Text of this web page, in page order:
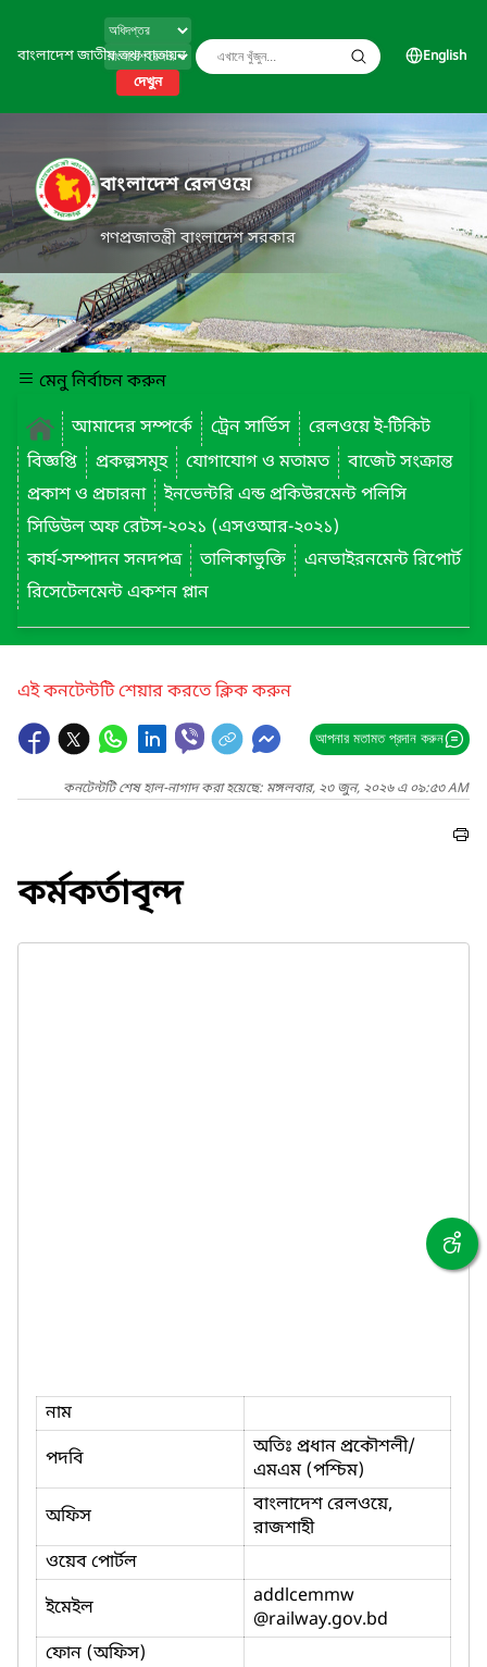
বাংলাদেশ জাতীয় তথ্য বাতায়ন
দেখুন
English
বাংলাদেশ রেলওয়ে
গণপ্রজাতন্ত্রী বাংলাদেশ সরকার
মেনু নির্বাচন করুন
আমাদের সম্পর্কে
ট্রেন সার্ভিস
রেলওয়ে ই-টিকিট
বিজ্ঞপ্তি
প্রকল্পসমূহ যোগাযোগ ও মতামত
বাজেট সংক্রান্ত
প্রকাশ ও প্রচারনা
ইনভেন্টরি এন্ড প্রকিউরমেন্ট পলিসি
সিডিউল অফ রেটস-২০২১ (এসওআর-২০২১)
কার্য-সম্পাদন সনদপত্র
তালিকাভুক্তি
এনভাইরনমেন্ট রিপোর্ট
রিসেটেলমেন্ট একশন প্লান
এই কনটেন্টটি শেয়ার করতে ক্লিক করুন
আপনার মতামত প্রদান করুন
কনটেন্টটি শেষ হাল-নাগাদ করা হয়েছে: মঙ্গলবার, ২৩ জুন, ২০২৬ এ ০৯:৫৩ AM
কর্মকর্তাবৃন্দ
নাম
পদবি
অতিঃ প্রধান প্রকৌশলী/
এমএম (পশ্চিম)
অফিস
বাংলাদেশ রেলওয়ে,
রাজশাহী
ওয়েব পোর্টল
ইমেইল
addlcemmw
@railway.gov.bd
ফোন (অফিস)